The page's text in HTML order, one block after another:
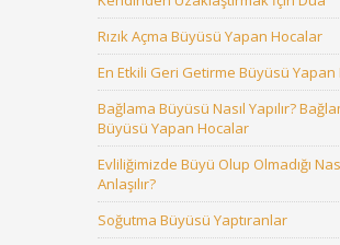
Rızık Açma Büyüsü Yapan Hocalar
En Etkili Geri Getirme Büyüsü
Bağlama Büyüsü Nasıl Yapılır?
Büyüsü Yapan Hocalar
Evliliğimizde Büyü Olup Olmadığı
Anlaşılır?
Soğutma Büyüsü Yaptıranlar